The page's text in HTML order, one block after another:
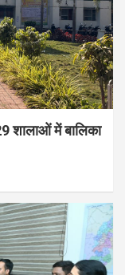
शालाओं में बालिका